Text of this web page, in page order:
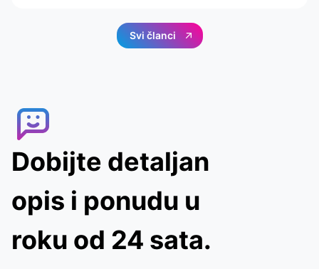
Svi članci
Dobijte detaljan
opis i ponudu u
roku od 24 sata.